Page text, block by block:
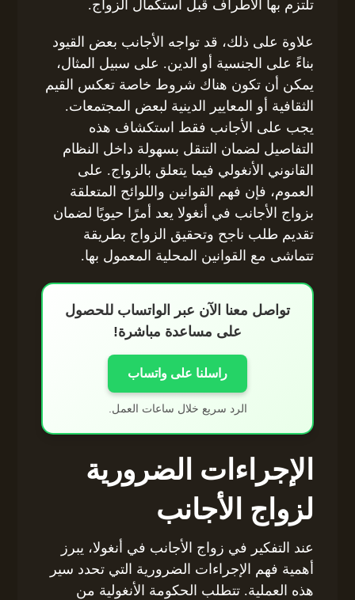
تلتزم بها الأطراف قبل استكمال الزواج.
علاوة على ذلك، قد تواجه الأجانب بعض القيود
بناءً على الجنسية أو الدين. على سبيل المثال،
يمكن أن تكون هناك شروط خاصة تعكس القيم
الثقافية أو المعايير الدينية لبعض المجتمعات.
يجب على الأجانب فقط استكشاف هذه
التفاصيل لضمان التنقل بسهولة داخل النظام
القانوني الأنغولي فيما يتعلق بالزواج. على
العموم، فإن فهم القوانين واللوائح المتعلقة
بزواج الأجانب في أنغولا يعد أمرًا حيويًا لضمان
تقديم طلب ناجح وتحقيق الزواج بطريقة
تتماشى مع القوانين المحلية المعمول بها.
تواصل معنا الآن عبر الواتساب للحصول
على مساعدة مباشرة!
راسلنا على واتساب
الرد سريع خلال ساعات العمل.
الإجراءات الضرورية
لزواج الأجانب
عند التفكير في زواج الأجانب في أنغولا، يبرز
أهمية فهم الإجراءات الضرورية التي تحدد سير
هذه العملية. تتطلب الحكومة الأنغولية من